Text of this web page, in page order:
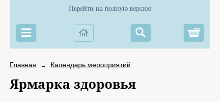
Перейти на полную версию
Главная → Календарь мероприятий
Ярмарка здоровья